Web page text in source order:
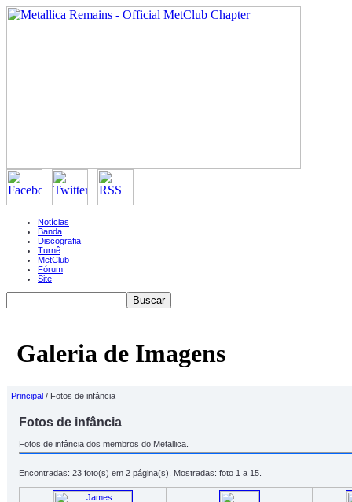
Notícias
Banda
Discografia
Turnê
MetClub
Fórum
Site
Galeria de Imagens
Principal / Fotos de infância
Fotos de infância
Fotos de infância dos membros do Metallica.
Encontradas: 23 foto(s) em 2 página(s). Mostradas: foto 1 a 15.